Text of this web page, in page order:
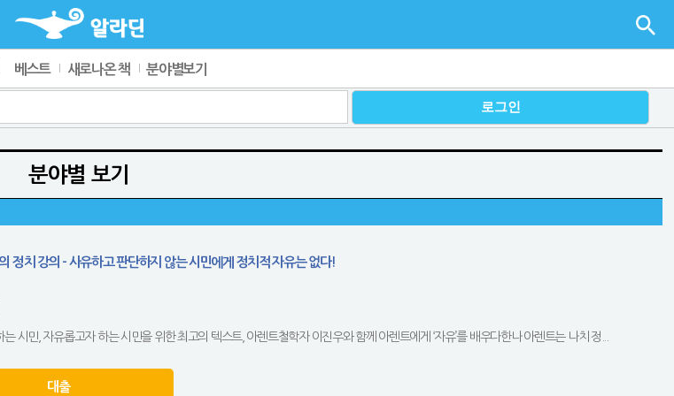
베스트 새로나온 책 분야별보기
분야별 보기
정치 강의 - 사유하고 판단하지 않는 시민에게 정치적 자유는 없다!
시민, 자유롭고자 하는 시민을 위한 최고의 텍스트, 아렌트철학자 이진우와 함께 아렌트에게 ‘자유’를 배우다한나 아렌트는 나치 정...
대출